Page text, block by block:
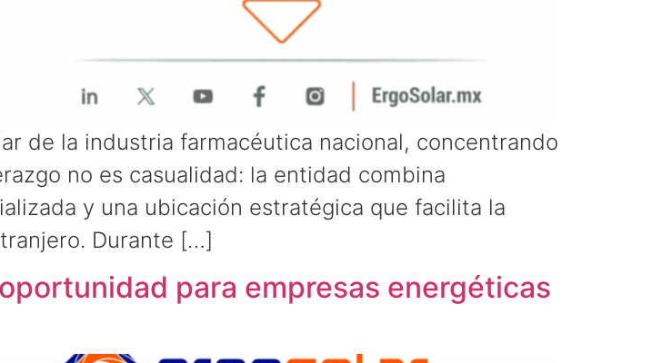
de la industria farmacéutica nacional, concentrando
no es casualidad: la entidad combina
y una ubicación estratégica que facilita la
Durante […]
para empresas energéticas